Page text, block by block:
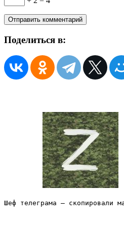
Поделиться в: